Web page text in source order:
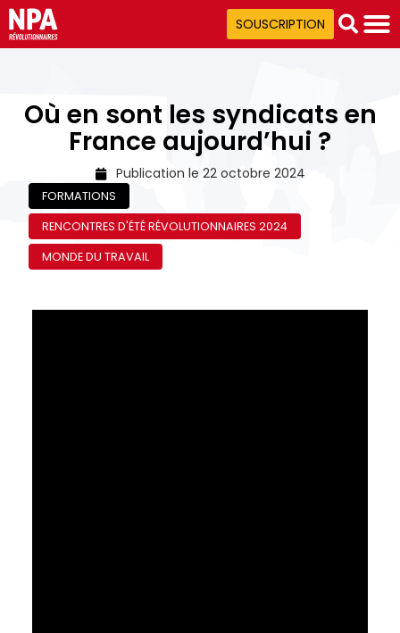
SOUSCRIPTION
Où en sont les syndicats en
France aujourd’hui ?
Publication le 22 octobre 2024
FORMATIONS
RENCONTRES D'ÉTÉ RÉVOLUTIONNAIRES 2024
MONDE DU TRAVAIL